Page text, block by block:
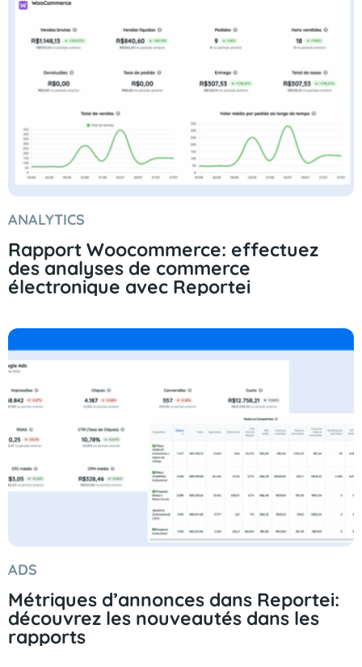
ANALYTICS
Rapport Woocommerce: effectuez
des analyses de commerce
électronique avec Reportei
ADS
Métriques d’annonces dans Reportei:
découvrez les nouveautés dans les
rapports